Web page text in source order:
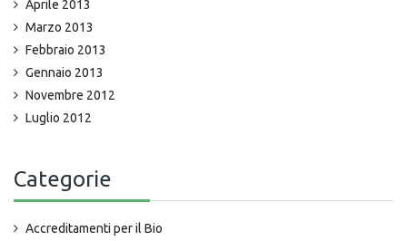
Aprile 2013
Marzo 2013
Febbraio 2013
Gennaio 2013
Novembre 2012
Luglio 2012
Categorie
Accreditamenti per il Bio